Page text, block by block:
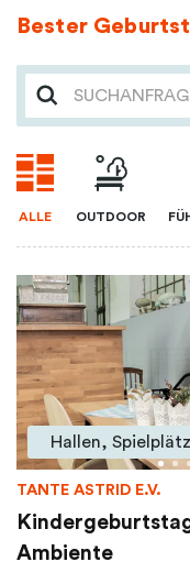
Bester
ALLE OUTDOOR
Hallen,
TANTE ASTRID E.V.
Ambiente